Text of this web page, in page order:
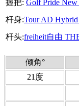
握把: Golf Pride New
杆身:Tour AD
杆头:freiheit自由
倾角°
21度